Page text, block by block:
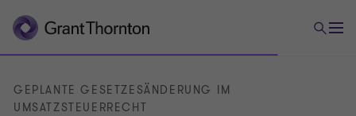
GEPLANTE GESETZESÄNDERUNG IM
UMSATZSTEUERRECHT